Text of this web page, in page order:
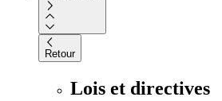
Retour
Lois et directives